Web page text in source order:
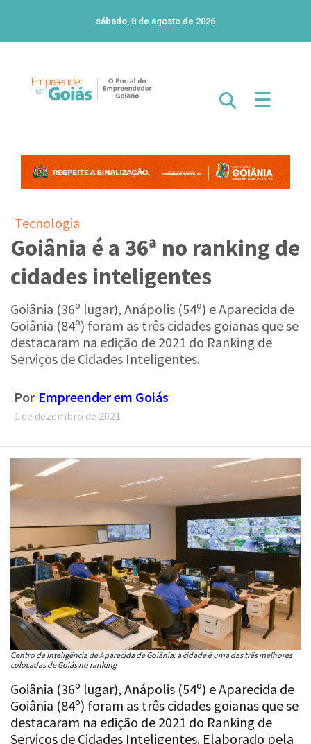
sábado, 8 de agosto de 2026
☰
Tecnologia
Goiânia é a 36ª no ranking de
cidades inteligentes
Goiânia (36º lugar), Anápolis (54º) e Aparecida de
Goiânia (84º) foram as três cidades goianas que se
destacaram na edição de 2021 do Ranking de
Serviços de Cidades Inteligentes.
Por Empreender em Goiás
1 de dezembro de 2021
Centro de Inteligência de Aparecida de Goiânia: a cidade é uma das três melhores
colocadas de Goiás no ranking
Goiânia (36º lugar), Anápolis (54º) e Aparecida de
Goiânia (84º) foram as três cidades goianas que se
destacaram na edição de 2021 do Ranking de
Serviços de Cidades Inteligentes. Elaborado pela